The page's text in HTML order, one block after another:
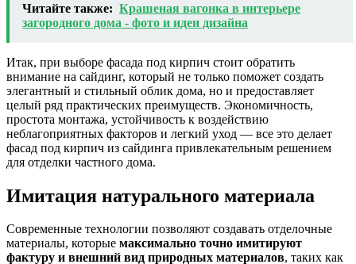
Читайте также: Крашеная вагонка в интерьере
загородного дома - фото и идеи дизайна
Итак, при выборе фасада под кирпич стоит обратить
внимание на сайдинг, который не только поможет создать
элегантный и стильный облик дома, но и предоставляет
целый ряд практических преимуществ. Экономичность,
простота монтажа, устойчивость к воздействию
неблагоприятных факторов и легкий уход — все это делает
фасад под кирпич из сайдинга привлекательным решением
для отделки частного дома.
Имитация натурального материала
Современные технологии позволяют создавать отделочные
материалы, которые максимально точно имитируют
фактуру и внешний вид природных материалов, таких как